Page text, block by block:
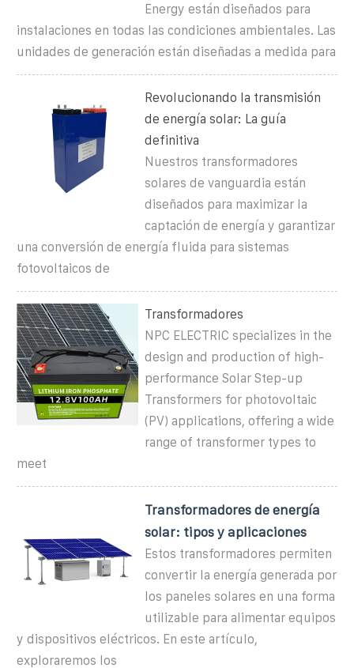
Energy están diseñados para
instalaciones en todas las condiciones ambientales. Las
unidades de generación están diseñadas a medida para
Revolucionando la transmisión
de energía solar: La guía
definitiva
Nuestros transformadores
solares de vanguardia están
diseñados para maximizar la
captación de energía y garantizar
una conversión de energía fluida para sistemas
fotovoltaicos de
Transformadores
NPC ELECTRIC specializes in the
design and production of high-
performance Solar Step-up
Transformers for photovoltaic
(PV) applications, offering a wide
range of transformer types to
meet
Transformadores de energía
solar: tipos y aplicaciones
Estos transformadores permiten
convertir la energía generada por
los paneles solares en una forma
utilizable para alimentar equipos
y dispositivos eléctricos. En este artículo,
exploraremos los